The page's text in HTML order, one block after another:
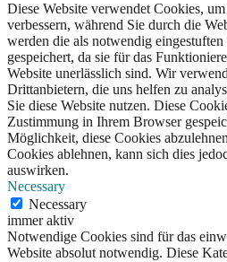
Diese Website verwendet Cookies,
verbessern, während Sie durch die
werden die als notwendig
gespeichert, da sie für das
Website unerlässlich sind. Wir
Drittanbietern, die uns helfen zu
Sie diese Website nutzen. Diese
Zustimmung in Ihrem Browser
Möglichkeit, diese Cookies
Cookies ablehnen, kann sich dies
auswirken.
Necessary
Necessary
immer aktiv
Notwendige Cookies sind für das
Website absolut notwendig. Diese